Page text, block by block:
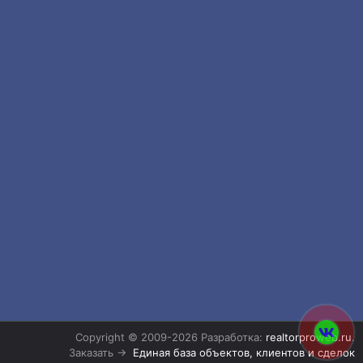
Copyright © 2009-2026 Разработка: realtorproweb.ru.
Заказать → Единая база объектов, клиентов и сделок